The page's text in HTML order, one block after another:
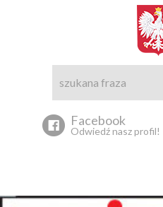
Facebook
Odwiedź nasz profil!